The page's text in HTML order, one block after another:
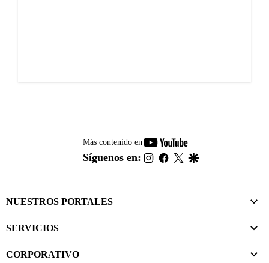
Más contenido en
youtube-
footer
Síguenos en: instagram
facebook
twitter
NUESTROS PORTALES
SERVICIOS
CORPORATIVO